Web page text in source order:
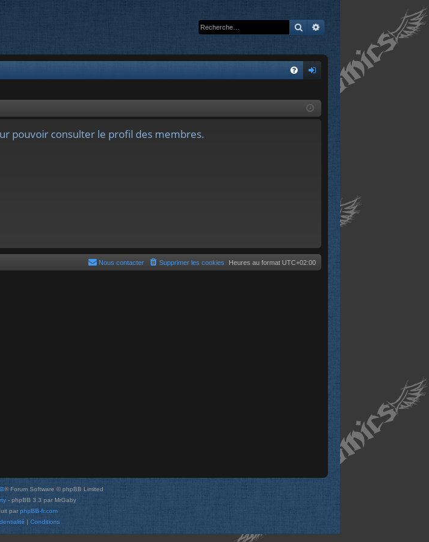
RechercherRecherche avancée
ne
pouvoir consulter le profil des membres.
Heures au format UTC+02:00
Supprimer les cookies
Nous contacter
® Forum Software © phpBB Limited
- phpBB 3.3 par MrGaby
par phpBB-fr.com
| Conditions